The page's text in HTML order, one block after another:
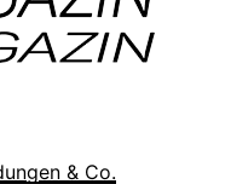
& Co.